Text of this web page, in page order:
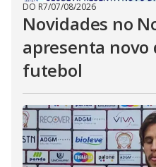
DO R7/07/08/2026
Novidades no
apresenta novo
futebol